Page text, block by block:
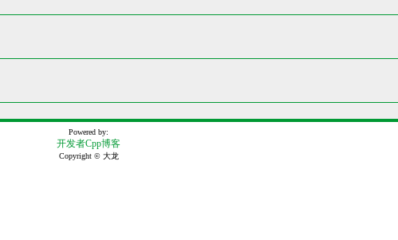
Powered by:
开发者Cpp博客
Copyright © 大龙